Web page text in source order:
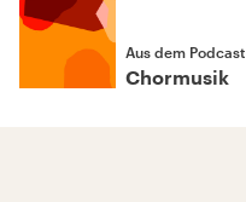
Aus dem Podcast
Chormusik